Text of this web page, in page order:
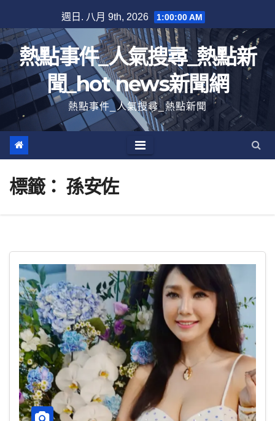
至
內
容
週日. 八月 9th, 2026 1:00:01 AM
熱點事件_人氣搜尋_熱點新
聞_hot news新聞網
熱點事件_人氣搜尋_熱點新聞
標籤： 孫安佐